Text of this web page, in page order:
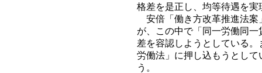
格差を是正し、均等待遇を実
安倍「働き方改革推進法案
が、この中で「同一労働同
差を容認しようとしている
労働法」に押し込もうとし
う。